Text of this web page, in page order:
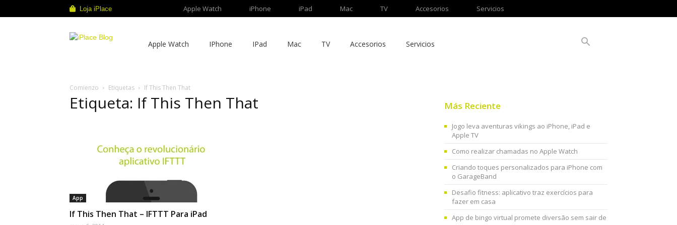
Loja iPlace Apple Watch iPhone iPad Mac TV Accesorios Servicios
Apple Watch IPhone IPad Mac TV Accesorios Servicios
Comienzo Etiquetas If This Then That
Etiqueta: If This Then That
App
If This Then That – IFTTT Para iPad
Más Reciente
Jogo leva aventuras vikings ao iPhone, iPad e
Apple TV
Como realizar chamadas no Apple Watch
Criando toques personalizados para iPhone com
o GarageBand
Desafio fitness: aplicativo traz exercícios para
fazer em casa
App de bingo virtual promete diversão sem sair de